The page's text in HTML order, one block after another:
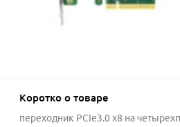
Коротко о товаре
переходник PCIe3.0 x8 на